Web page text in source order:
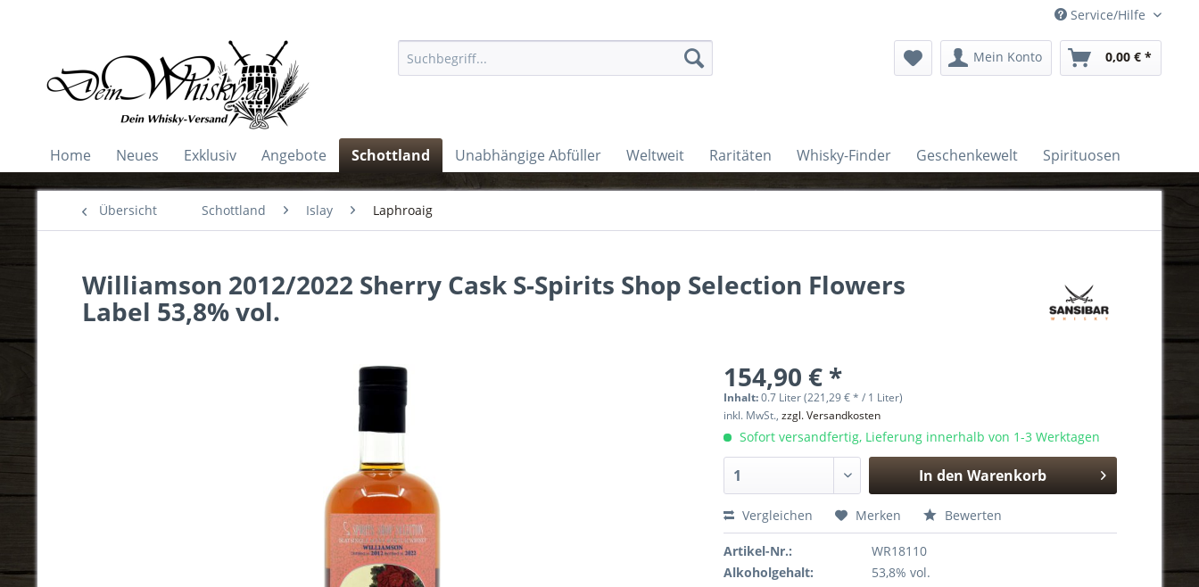
Service/Hilfe
Mein Konto 0,00 € *
Home Neues Exklusiv Angebote Schottland Unabhängige Abfüller Weltweit Raritäten Whisky-Finder Geschenkewelt Spirituosen
Übersicht Schottland Islay Laphroaig
Williamson 2012/2022 Sherry Cask S-Spirits Shop Selection Flowers
Label 53,8% vol.
154,90 € *
Inhalt:0.7 Liter (221,29 € * / 1 Liter)
inkl. MwSt.,zzgl. Versandkosten
Sofort versandfertig, Lieferung innerhalb von 1-3 Werktagen
In den Warenkorb
Hinzugefügt
Vergleichen Merken Bewerten
Artikel-Nr.:
WR18110
Alkoholgehalt:
53,8% vol.